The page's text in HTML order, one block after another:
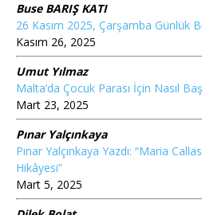
Buse BARIŞ KATI
26 Kasım 2025, Çarşamba Günlük
Kasım 26, 2025
Umut Yılmaz
Malta’da Çocuk Parası İçin Nasıl
Mart 23, 2025
Pınar Yalçınkaya
Pınar Yalçınkaya Yazdı: “Maria
Hikâyesi”
Mart 5, 2025